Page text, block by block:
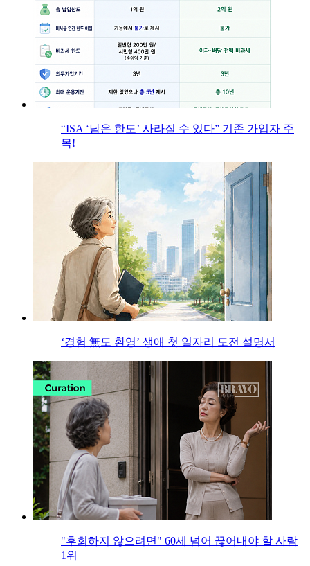
“ISA ‘남은 한도’ 사라질 수 있다” 기존 가입자 주
목!
‘경험 無도 환영’ 생애 첫 일자리 도전 설명서
"후회하지 않으려면" 60세 넘어 끊어내야 할 사람
1위